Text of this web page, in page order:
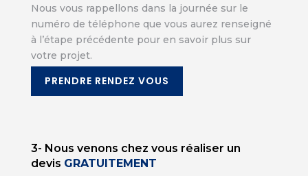
Nous vous rappellons dans la journée sur le
numéro de téléphone que vous aurez renseigné
à l’étape précédente pour en savoir plus sur
votre projet.
PRENDRE RENDEZ VOUS
3- Nous venons chez vous réaliser un
devis GRATUITEMENT